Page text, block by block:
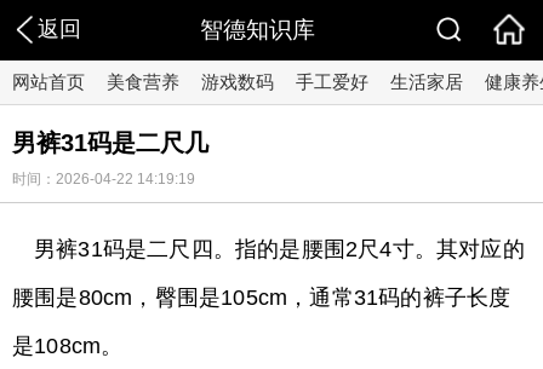
返回 智德知识库
网站首页 美食营养 游戏数码 手工爱好 生活家居 健康养
男裤31码是二尺几
时间：2026-04-22 14:19:19
男裤31码是二尺四。指的是腰围2尺4寸。其对应的
腰围是80cm，臀围是105cm，通常31码的裤子长度
是108cm。